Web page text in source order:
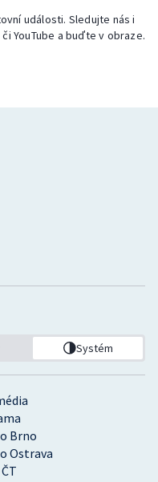
události. Sledujte nás i
YouTube a buďte v obraze.
Brno
Ostrava
Systém